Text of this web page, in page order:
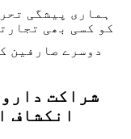
ہماری پیشگی
کو کسی بھی
دوسرے صارفین
شراکت
انکشاف